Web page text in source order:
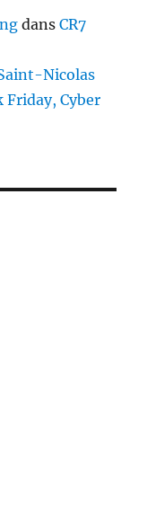
dansCR7
Nicolas
Friday, Cyber